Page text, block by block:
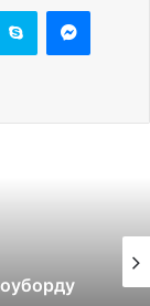
Skype